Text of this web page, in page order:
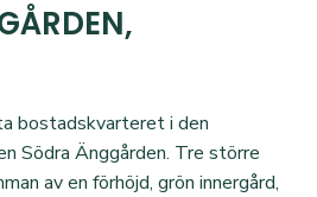
bostadskvarteret i den
Södra Änggården. Tre större
av en förhöjd, grön innergård,